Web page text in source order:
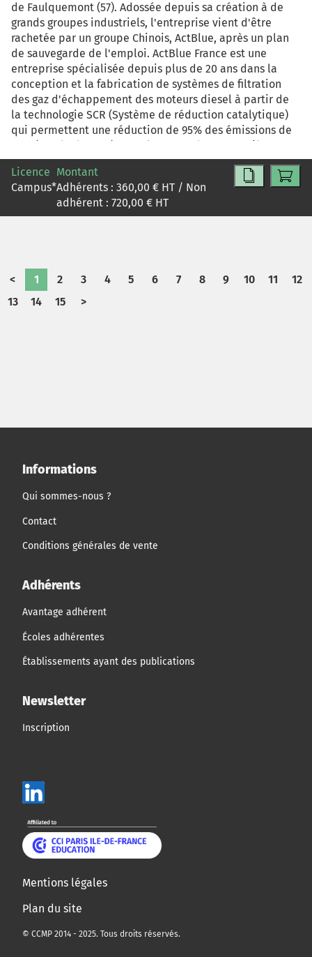
de Faulquemont (57). Adossée depuis sa création à de
grands groupes industriels, l'entreprise vient d'être
rachetée par un groupe Chinois, ActBlue, après un plan
de sauvegarde de l'emploi. ActBlue France est une
entreprise spécialisée depuis plus de 20 ans dans la
conception et la fabrication de systèmes de filtration
des gaz d'échappement des moteurs diesel à partir de
la technologie SCR (Système de réduction catalytique)
qui permettent une réduction de 95% des émissions de
NOx (Oxyde d'azote). Dans l'attente d'une première
visite des dirigeants chinois, bloqués par le confinement
imposé à la suite de l'épidémie de Covid-19, son PDG,
Monsieur Schwarz, s'interroge. Il souhaite assurer la
pérennité de son entreprise et présenter un projet à son
annoncée lors de la reprise. Ce cas présente la situation
réelle d'une entreprise. Il place les étudiants dans la
posture d'analyste d'un cabinet d'études qui doit
à travers la norme Euro7 tarde à être publiée.
Licence
Campus*
Montant
Adhérents : 360,00 € HT / Non
adhérent : 720,00 € HT
< 1 2 3 4 5 6 7 8 9 10 11
12
13
14 15 >
Informations
Qui sommes-nous ?
Contact
Conditions générales de vente
Adhérents
Avantage adhérent
Écoles adhérentes
Établissements ayant des publications
Newsletter
Inscription
Mentions légales
Plan du site
© CCMP 2014 - 2025. Tous droits réservés.